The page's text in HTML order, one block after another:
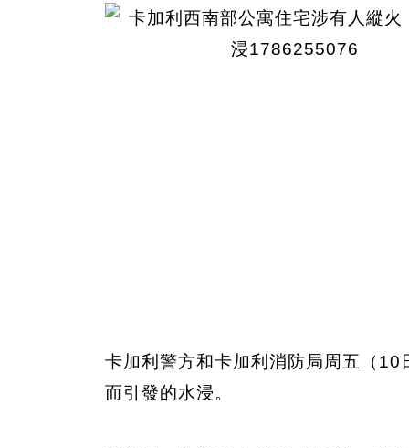
卡加利警方和卡加利消防局周五（
而引發的水浸。